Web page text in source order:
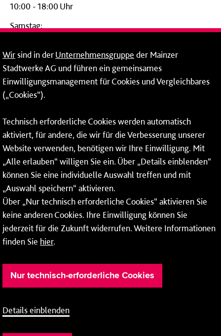
10:00 - 18:00 Uhr
Samstag:
24-Stunden-Telefon*
06131 – 12 77 77
Fax: 06131 – 12 66 66
* Montags bis freitags bis 7 und ab 18 Uhr sowie an
Wochenenden und Feiertagen ganztags werden Ihre
Anrufe je nach Themenauswahl an ein Callcenter des
RMV oder von nextbike weitergeleitet. Dort erhalten Sie
ausschließlich Auskünfte zum Fahrplan bzw. zu
meinRad.
Wirsind in derUnternehmensgruppe der Mainzer
Stadtwerke AG und führen ein gemeinsames
Einwilligungsmanagement für Cookies und Vergleichbares
(„Cookies“).
Technisch erforderliche Cookies werden automatisch
aktiviert, für andere, die wir für die Verbesserung unserer
Website verwenden, benötigen wir Ihre Einwilligung. Mit
„Alle erlauben“ willigen Sie ein. Über „Details einblenden“
können Sie eine individuelle Auswahl treffen und mit
„Auswahl speichern“ aktivieren.
Über „Nur technisch erforderliche Cookies“ aktivieren Sie
keine anderen Cookies. Ihre Einwilligung können Sie
jederzeit für die Zukunft widerrufen. Weitere Informationen
finden Sie hier.
Nur technisch-erforderliche Cookies
Details einblenden